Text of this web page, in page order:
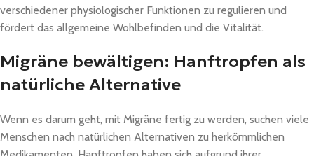
verschiedener physiologischer Funktionen zu regulieren und
fördert das allgemeine Wohlbefinden und die Vitalität.
Migräne bewältigen: Hanftropfen als
natürliche Alternative
Wenn es darum geht, mit Migräne fertig zu werden, suchen viele
Menschen nach natürlichen Alternativen zu herkömmlichen